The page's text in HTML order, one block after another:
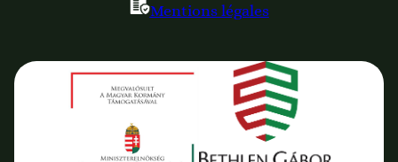
Mentions légales